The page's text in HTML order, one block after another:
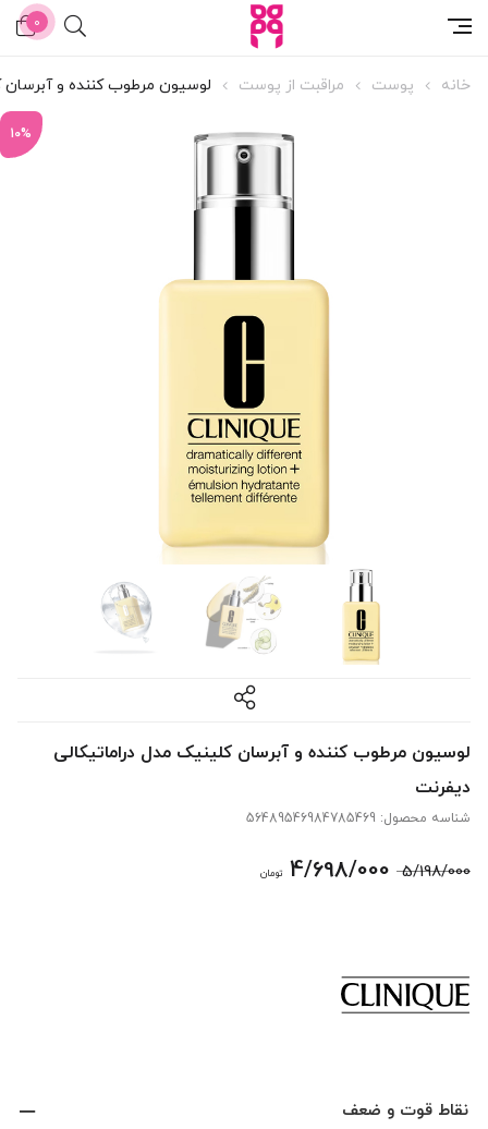
0
خانه پوست مراقبت از پوست لوسیون مرطوب کننده و آبرسان
10%
لوسیون مرطوب کننده و آبرسان کلینیک مدل دراماتیکالی
دیفرنت
شناسه محصول: 56489546984785469
5/198/000 قیمت
بود.
4/698/000 تومانقیمت
نقاط قوت و ضعف